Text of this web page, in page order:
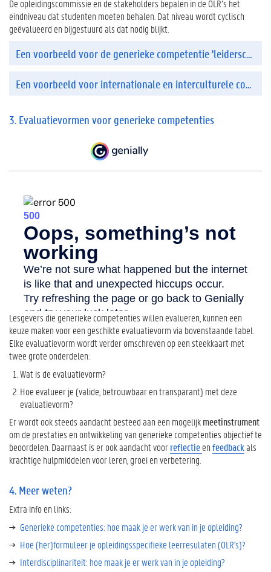
i
e
v
r
e
o
e
e
r
i
e
k
e
c
o
m
p
e
t
e
n
t
i
e
4
.
M
e
r
w
t
e
n
De opleidingscommissie en de stakeholders bepalen in de OLR’s het
eindniveau dat studenten moeten behalen. Dat niveau wordt cyclisch
geëvalueerd en bijgestuurd als dat nodig blijkt.
Een voorbeeld voor de generieke competentie 'leiderschap'
Een voorbeeld voor internationale en interculturele competenties
3. Evaluatievormen voor generieke competenties
Lesgevers die generieke competenties willen evalueren, kunnen een
keuze maken voor een geschikte evaluatievorm via bovenstaande tabel.
Elke evaluatievorm wordt verder omschreven op een steekkaart met
twee grote onderdelen:
Wat is de evaluatievorm?
Hoe evalueer je (valide, betrouwbaar en transparant) met deze
evaluatievorm?
Er wordt ook steeds aandacht besteed aan een mogelijkmeetinstrument
om de prestaties en ontwikkeling van generieke competenties objectief te
beoordelen. Daarnaast is er ook aandacht voorreflectieenfeedbackals
krachtige hulpmiddelen voor leren, groei en verbetering.
4. Meer weten?
Extra info en links:
Generieke competenties: hoe maak je er werk van in je opleiding?
Hoe (her)formuleer je opleidingsspecifieke leerresulaten (OLR's)?
Interdisciplinariteit: hoe maak je er werk van in je opleiding?